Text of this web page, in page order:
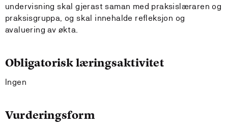
undervisning skal gjerast saman med praksislæraren og
praksisgruppa, og skal innehalde refleksjon og
avaluering av økta.
Obligatorisk læringsaktivitet
Ingen
Vurderingsform